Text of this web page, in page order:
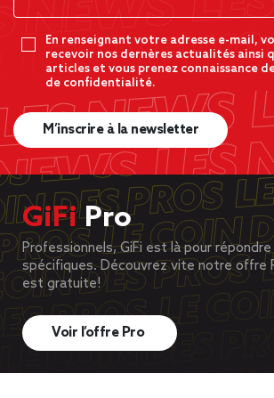
En renseignant votre adresse e-mail,
recevoir nos dernères actualités ainsi
articles et vous prenez connaissance
de confidentialité.
M’inscrire à la newsletter
GiFiPro
Professionnels, GiFi est là pour
spécifiques. Découvrez vite notre offre
est gratuite!
Voir l’offre Pro